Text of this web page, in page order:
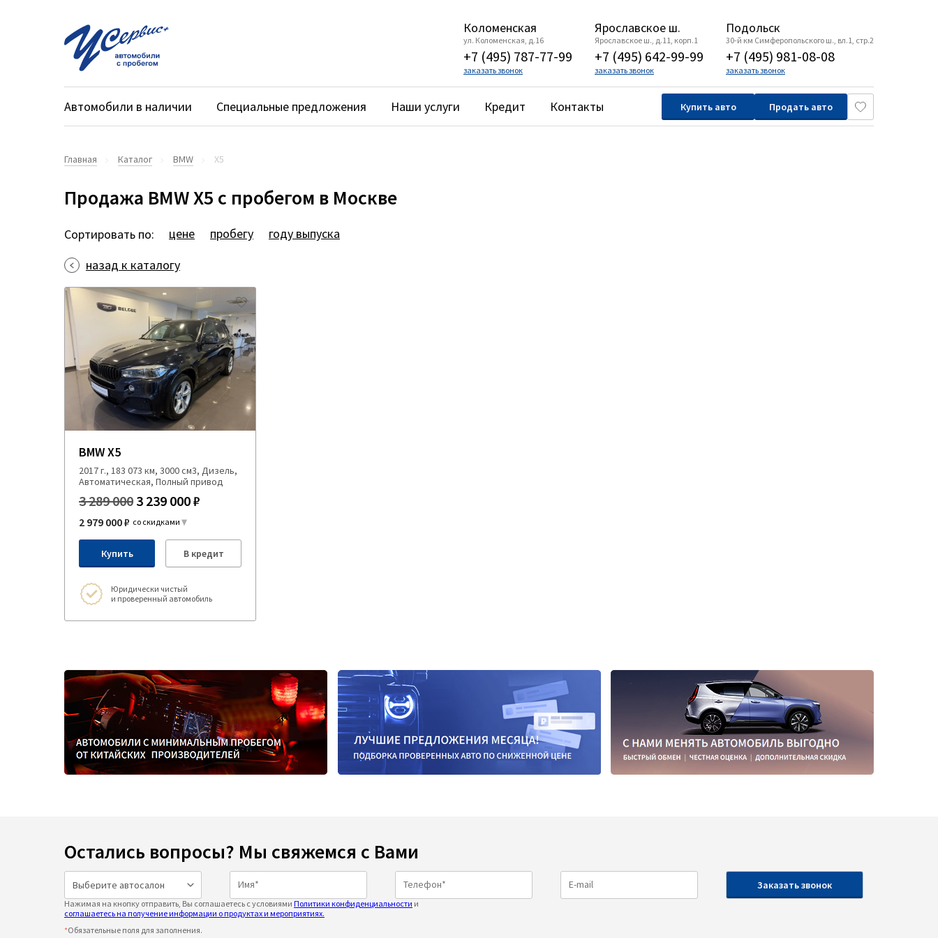
Коломенская
ул. Коломенская, д.16
+7 (495) 787-77-99
заказать звонок
Ярославское ш.
Ярославское ш., д.11, корп.1
+7 (495) 642-99-99
заказать звонок
Подольск
30-й км Симферопольского ш., вл.1, стр.2
+7 (495) 981-08-08
заказать звонок
Автомобили в наличии Специальные предложения Наши услуги Кредит Контакты Купить авто Продать авто
Главная Каталог BMW X5
Продажа BMW X5 с пробегом в Москве
Сортировать по: цене пробегу
году выпуска
назад к каталогу
BMW X5
2017 г., 183 073 км, 3000 см3, Дизель,
Автоматическая, Полный привод
3 289 000 3 239 000 ₽
2 979 000 ₽ со скидками
Купить В кредит
Юридически чистый
и проверенный автомобиль
Остались вопросы? Мы свяжемся с Вами
Нажимая на кнопку отправить, Вы соглашаетесь с условиями Политики конфиденциальности и
соглашаетесь на получение информации о продуктах и мероприятиях.
*Обязательные поля для заполнения.